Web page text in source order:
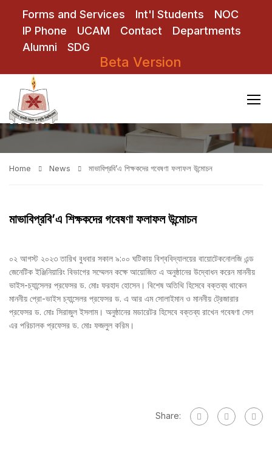
Forms and Services Int'l Students
NOC
IP Phone
UCAM Contact
Departments
Alumni
SDG
Beta Version
News
Home News মাভাবিপ্রবি’এ শিক্ষকদের গবেষণা ফলাফল উন্মোচন
মাভাবিপ্রবি’এ শিক্ষকদের গবেষণা ফলাফল উন্মোচন
০২ আগস্ট ২০২৩ তারিখ বুধবার সকাল ৯:০০ ঘটিকায় বিশ্ববিদ্যালয়ের বায়োটেকনোলজি এন্ড
জেনেটিক ইঞ্জিনিয়ারিং বিভাগের সম্মেলন কক্ষে আয়োজিত এ অনুষ্ঠানের উদ্বোধন করেন মাননীয়
ভাইস-চ্যান্সেলর প্রফেসর ড. মোঃ ফরহাদ হোসেন। বিশেষ অতিথি হিসেবে বক্তব্য থাকেন
মাননীয় প্রো-ভাইস চ্যান্সেলর প্রফেসর ড. এ আর এম সোলাইমান ও মাননীয় ট্রেজারার
প্রফেসর ড. মোঃ সিরাজুল ইসলাম। অনুষ্ঠানের মডারেটর হিসেবে বক্তব্য রাখেন গবেষণা সেল
এর পরিচালক প্রফেসর ড. মোঃ ফজলুল করিম।
Share: